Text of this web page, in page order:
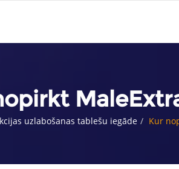
uzlabošanas tablešu iegāde Kur